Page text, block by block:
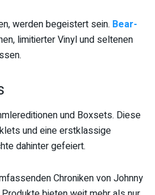
werden begeistert sein. Bear-
limitierter Vinyl und seltenen
und Boxsets. Diese
und eine erstklassige
dahinter gefeiert.
Chroniken von Johnny